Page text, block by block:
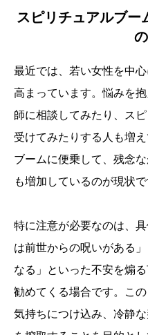
スピリチュアルブー
最近では、若い女性を中
高まっています。悩みを
師に相談してみたり、ス
受けてみたりする人も増
ブームに便乗して、残念
も増加しているのが現状で
特に注意が必要なのは、
は前世からの呪いがある
なる」といった不安を煽
勧めてくる場合です。こ
気持ちにつけ込み、冷静